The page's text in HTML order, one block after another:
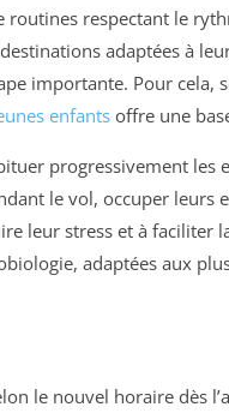
routines respectant le
adaptées à
importante. Pour cela,
enfants offre une
progressivement les
le vol, occuper leurs
leur stress et à faciliter
adaptées aux
le nouvel horaire dès